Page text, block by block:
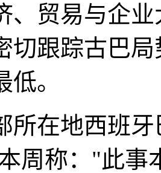
、贸易与企
切跟踪古巴
。
所在地西班
周称："此